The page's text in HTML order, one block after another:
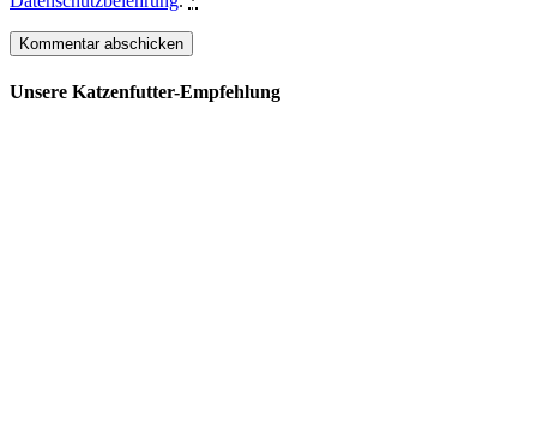
Unsere Katzenfutter-Empfehlung